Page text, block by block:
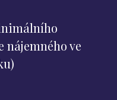
nájemného ve